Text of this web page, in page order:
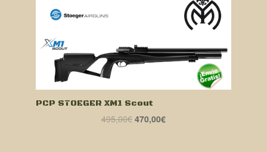
599,00€.
PCP STOEGER XM1 Scout
495,00€ El
470,00€El